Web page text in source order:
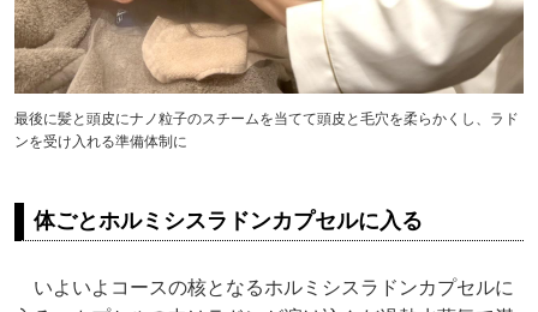
最後に髪と頭皮にナノ粒子のスチームを当てて頭皮と毛穴を柔らかくし、ラド
ンを受け入れる準備体制に
体ごとホルミシスラドンカプセルに入る
いよいよコースの核となるホルミシスラドンカプセルに